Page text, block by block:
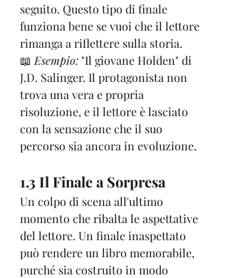
seguito. Questo tipo di finale
funziona bene se vuoi che il lettore
rimanga a riflettere sulla storia.
📖 Esempio: "Il giovane Holden" di
J.D. Salinger. Il protagonista non
trova una vera e propria
risoluzione, e il lettore è lasciato
con la sensazione che il suo
percorso sia ancora in evoluzione.
1.3 Il Finale a Sorpresa
Un colpo di scena all'ultimo
momento che ribalta le aspettative
del lettore. Un finale inaspettato
può rendere un libro memorabile,
purché sia costruito in modo